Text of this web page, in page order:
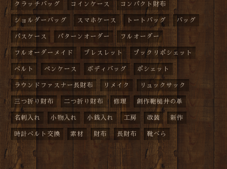
クラッチバッグ コインケース コンパクト財布
ショルダーバッグ スマホケース トートバッグ バッグ
パスケース パターンオーダー フルオーダー
フルオーダーメイド ブレスレット プックリポシェット
ベルト ペンケース ボディバッグ ポシェット
ラウンドファスナー長財布 リメイク リュックサック
三つ折り財布 二つ折り財布 修理 創作鞄槌井の革
名刺入れ 小物入れ 小銭入れ 工房 改装 新作
時計ベルト交換 素材 財布 長財布 靴べら